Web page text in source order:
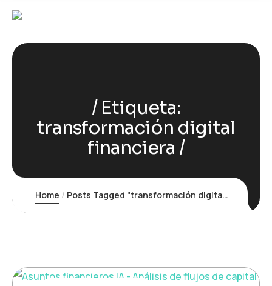
Etiqueta:
transformación digital
financiera
Home Posts Tagged "transformación digital financiera"